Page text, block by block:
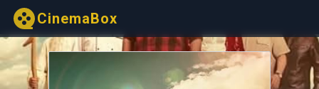
CinemaBox